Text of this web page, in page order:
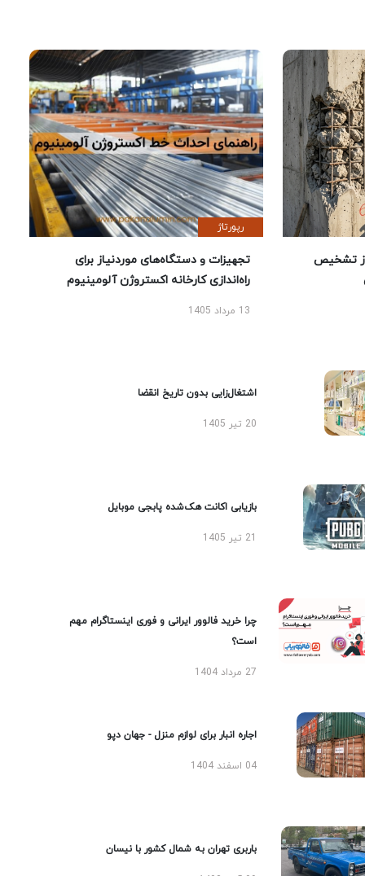
تشخیص
رپورتاژ
تجهیزات و دستگاه‌های موردنیاز برای
راه‌اندازی کارخانه اکستروژن آلومینیوم
13 مرداد 1405
اشتغال‌زایی بدون تاریخ انقضا
20 تیر 1405
بازیابی اکانت هک‌شده پابجی موبایل
چرا خرید فالوور ایرانی و فوری اینستاگرام مهم
است؟
27 مرداد 1404
اجاره انبار برای لوازم منزل - جهان دپو
04 اسفند 1404
باربری تهران به شمال کشور با نیسان